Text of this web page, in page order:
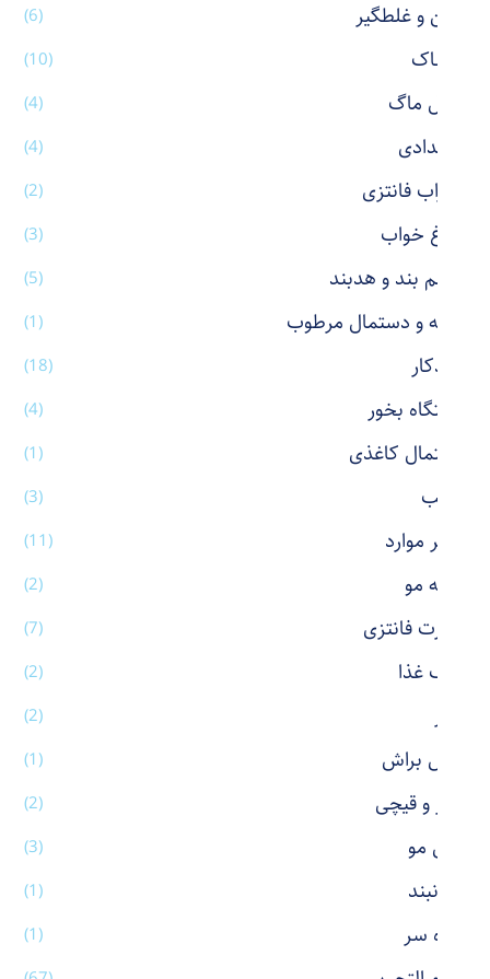
پاکن و غلطگیر (6)
پوشاک (10)
تراول ماگ (4)
جامدادی (4)
جوراب فانتزی (2)
چراغ خواب (3)
چشم بند و هدبند (5)
حوله و دستمال مرطوب (1)
خودکار (18)
دستگاه بخور (4)
دستمال کاغذی (1)
رژ لب (3)
سایر موارد (11)
شانه مو (2)
شورت فانتزی (7)
ظرف غذا (2)
عطر (2)
فیس براش (1)
کاتر و قیچی (2)
کش مو (3)
گردنبند (1)
گیره سر (1)